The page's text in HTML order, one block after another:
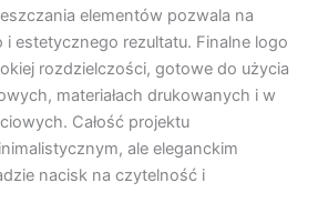
elementów pozwala na
estetycznego rezultatu. Finalne logo
rozdzielczości, gotowe do użycia
materiałach drukowanych i w
Całość projektu
ale eleganckim
nacisk na czytelność i